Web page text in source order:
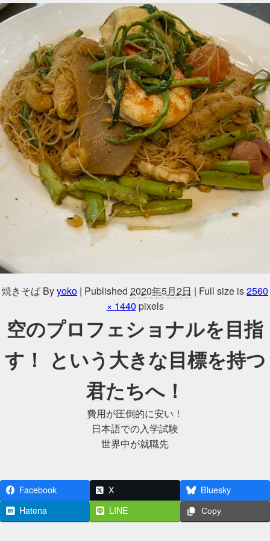
焼きそば Byyoko | Published 2020年5月2日 | Full size is2560
× 1440 pixels
空のプロフェショナルを目指
す！ という大きな目標を持つ
君たちへ！
費用が圧倒的に安い！
日本語での入学試験
世界中が就職先
Facebook X
Bluesky
Hatena
LINE Copy